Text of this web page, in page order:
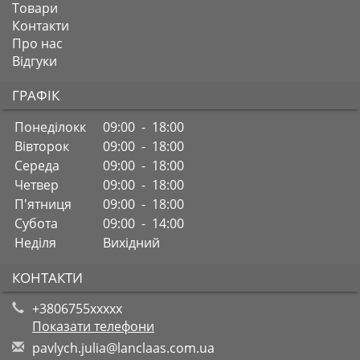
Товари
Контакти
Про нас
Відгуки
ГРАФІК
Понеділокк
09:00 - 18:00
Вівторок
09:00 - 18:00
Середа
09:00 - 18:00
Четвер
09:00 - 18:00
П'ятниця
09:00 - 18:00
Субота
09:00 - 14:00
Неділя
Вихідний
КОНТАКТИ
+3806755xxxxx
Показати телефони
pavlych.julia@lanclaas.com.ua